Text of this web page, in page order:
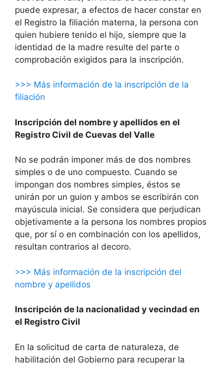
puede expresar, a efectos de hacer constar en
el Registro la filiación materna, la persona con
quien hubiere tenido el hijo, siempre que la
identidad de la madre resulte del parte o
comprobación exigidos para la inscripción.
>>> Más información de la inscripción de la
filiación
Inscripción del nombre y apellidos en el
Registro Civil de Cuevas del Valle
No se podrán imponer más de dos nombres
simples o de uno compuesto. Cuando se
impongan dos nombres simples, éstos se
unirán por un guion y ambos se escribirán con
mayúscula inicial. Se considera que perjudican
objetivamente a la persona los nombres propios
que, por sí o en combinación con los apellidos,
resultan contrarios al decoro.
>>> Más información de la inscripción del
nombre y apellidos
Inscripción de la nacionalidad y vecindad en
el Registro Civil
En la solicitud de carta de naturaleza, de
habilitación del Gobierno para recuperar la